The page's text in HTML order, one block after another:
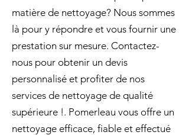
matière de nettoyage? Nous sommes
là pour y répondre et vous fournir une
prestation sur mesure. Contactez-
nous pour obtenir un devis
personnalisé et profiter de nos
services de nettoyage de qualité
supérieure !. Pomerleau vous offre un
nettoyage efficace, fiable et effectué